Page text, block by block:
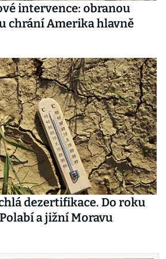
intervence: obranou
chrání Amerika hlavně
dezertifikace. Do roku
a jižní Moravu